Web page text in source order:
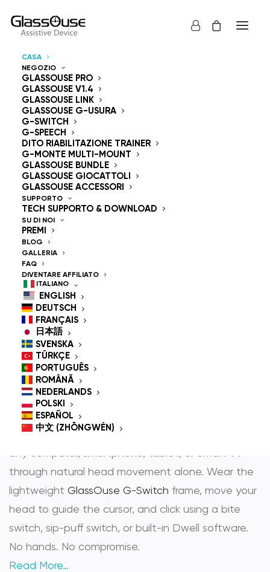
CASA
NEGOZIO
GLASSOUSE PRO
GLASSOUSE V1.4
GLASSOUSE LINK
GLASSOUSE G-USURA
G-SWITCH
G-SPEECH
DITO RIABILITAZIONE TRAINER
G-MONTE MULTI-MOUNT
GLASSOUSE BUNDLE
GLASSOUSE GIOCATTOLI
GLASSOUSE ACCESSORI
SUPPORTO
TECH SUPPORTO & DOWNLOAD
SU DI NOI
PREMI
BLOG
GALLERIA
FAQ
DIVENTARE AFFILIATO
ITALIANO
ENGLISH
DEUTSCH
FRANÇAIS
日本語
SVENSKA
TÜRKÇE
PORTUGUÊS
ROMÂNĂ
NEDERLANDS
POLSKI
ESPAÑOL
中文 (ZHŌNGWÉN)
Dispositivi di controllo
Mani libere
GlassOuse — The
World's #1 Hands-Free
Mouse & Head
Controlled Mouse for
People With
Disabilities
GlassOuse is the most trusted
head controlled mouse
assistive technology that gives people with
physical disabilities full, independent control over
through natural head movement alone. Wear the
lightweight GlassOuse G-Switch frame, move your
head to guide the cursor, and click using a bite
switch, sip-puff switch, or built-in Dwell software.
No hands. No compromise.
Read More…